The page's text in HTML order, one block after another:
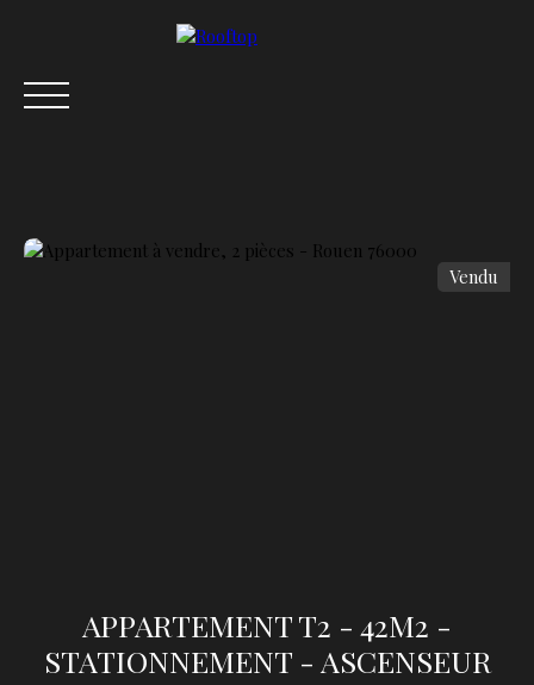
Vendu
APPARTEMENT T2 - 42M2 -
STATIONNEMENT - ASCENSEUR